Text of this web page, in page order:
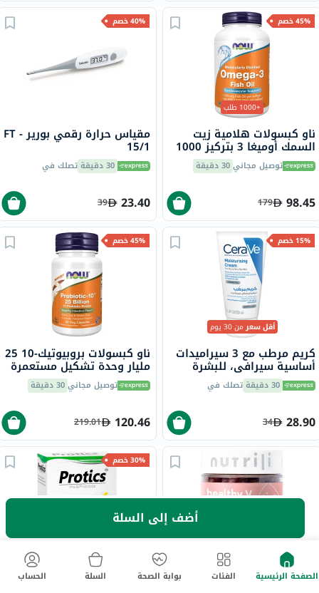
أضف إلى السلة
45% خصم
+1000 طلب
ناو كبسولات هلامية زيت
السمك أوميغا 3 بتركيز 1000
ملجم حزمة من 200
توصيل مجاني30 دقيقة
98.45
179
40% خصم
مقياس حرارة رقمي بورير - FT
15/1
30 دقيقة تصلك في
23.40
39
15% خصم
أقل سعرمن 30 يوم
كريم مرطب مع 3 سيراميدات
أساسية سيرافي، للبشرة
الجافة، 50 جرام30 دقيقة تصلك في
28.90
34
45% خصم
ناو كبسولات بروبيوتيك-10 25
مليار وحدة تشكيل مستعمرة
مع 10 سلالات بروبيوتيك
لنباتات معوية صحية حزمة من
توصيل مجاني30 دقيقة
120.46
219.01
علكات مكمل بروبيوتيك
نيوتريلي هيلتي في، للنساء،
30% خصم
بروتيكس بريبيوتيك
وبروبيوتيك كبسولات لصحة الصفحة الرئيسية الفئات بوابة الصحة السلة الحساب